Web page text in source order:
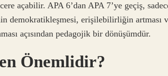
açabilir. APA 6’dan APA 7’ye geçiş,
demokratikleşmesi, erişilebilirliğin artması
açısından pedagojik bir dönüşümdür.
Önemlidir?